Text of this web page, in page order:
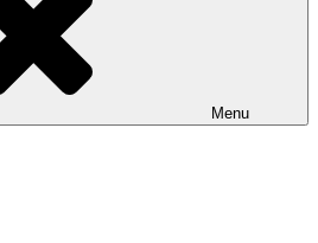
Menu